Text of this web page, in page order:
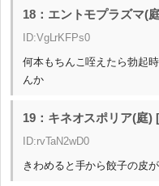
18：エントモプラズマ(
ID:VgLrKFPs0
何本もちんこ咥えたら勃起
んか
19：キネオスポリア(庭)
ID:rvTaN2wD0
きわめると手から餃子の皮